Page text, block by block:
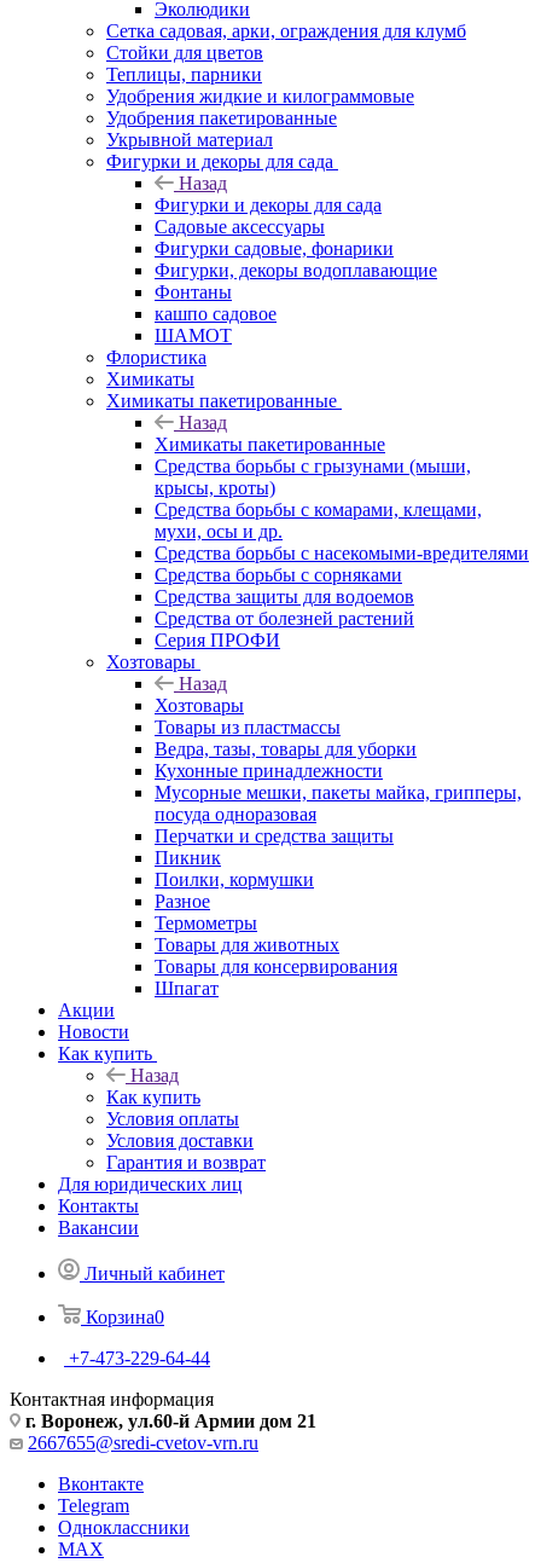
Эколюдики
Сетка садовая, арки, ограждения для клумб
Стойки для цветов
Теплицы, парники
Удобрения жидкие и килограммовые
Удобрения пакетированные
Укрывной материал
Фигурки и декоры для сада
Назад
Фигурки и декоры для сада
Садовые аксессуары
Фигурки садовые, фонарики
Фигурки, декоры водоплавающие
Фонтаны
кашпо садовое
ШАМОТ
Флористика
Химикаты
Химикаты пакетированные
Назад
Химикаты пакетированные
Средства борьбы с грызунами (мыши,
крысы, кроты)
Средства борьбы с комарами, клещами,
мухи, осы и др.
Средства борьбы с насекомыми-вредителями
Средства борьбы с сорняками
Средства защиты для водоемов
Средства от болезней растений
Серия ПРОФИ
Хозтовары
Назад
Хозтовары
Товары из пластмассы
Ведра, тазы, товары для уборки
Кухонные принадлежности
Мусорные мешки, пакеты майка, грипперы,
посуда одноразовая
Перчатки и средства защиты
Пикник
Поилки, кормушки
Разное
Термометры
Товары для животных
Товары для консервирования
Шпагат
Акции
Новости
Как купить
Назад
Как купить
Условия оплаты
Условия доставки
Гарантия и возврат
Для юридических лиц
Контакты
Вакансии
Личный кабинет
Корзина0
+7-473-229-64-44
Контактная информация
г. Воронеж, ул.60-й Армии дом 21
2667655@sredi-cvetov-vrn.ru
Вконтакте
Telegram
Одноклассники
MAX